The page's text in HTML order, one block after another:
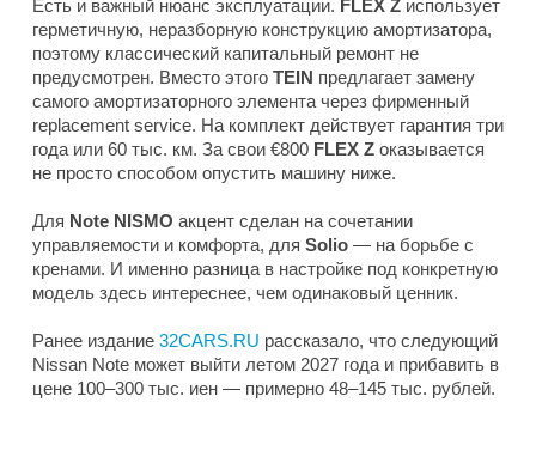
Есть и важный нюанс эксплуатации. FLEX Z использует
герметичную, неразборную конструкцию амортизатора,
поэтому классический капитальный ремонт не
предусмотрен. Вместо этого TEIN предлагает замену
самого амортизаторного элемента через фирменный
replacement service. На комплект действует гарантия три
года или 60 тыс. км. За свои €800 FLEX Z оказывается
не просто способом опустить машину ниже.
Для Note NISMO акцент сделан на сочетании
управляемости и комфорта, для Solio — на борьбе с
кренами. И именно разница в настройке под конкретную
модель здесь интереснее, чем одинаковый ценник.
Ранее издание 32CARS.RU рассказало, что следующий
Nissan Note может выйти летом 2027 года и прибавить в
цене 100–300 тыс. иен — примерно 48–145 тыс. рублей.